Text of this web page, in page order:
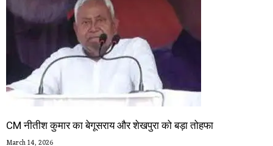
CM नीतीश कुमार का बेगूसराय और शेखपुरा को बड़ा तोहफा
March 14, 2026